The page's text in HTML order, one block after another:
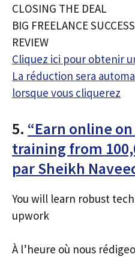
CLOSING THE DEAL
BIG FREELANCE SUCCESS
REVIEW
Cliquez ici pour obtenir
La réduction sera
lorsque vous cliquerez
5. “Earn online
training from
par Sheikh
You will learn robust
upwork
À l’heure où nous